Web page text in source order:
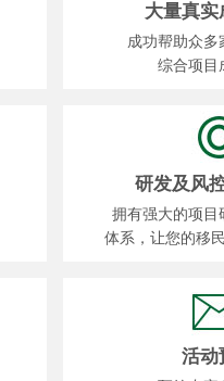
大量真实
成功帮助众多
综合项目
研发及风
拥有强大的项目
体系，让您的移
活动